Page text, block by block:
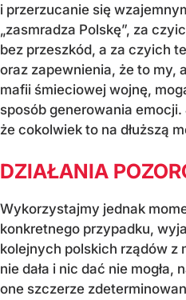
i przerzucanie się
„zasmradza Polskę”, za
bez przeszkód, a za czyich
oraz zapewnienia, że to my,
mafii śmieciowej wojnę,
sposób generowania
że cokolwiek to na dłuższą
DZIAŁANIA
Wykorzystajmy jednak
konkretnego przypadku,
kolejnych polskich rządów z
nie dała i nic dać nie mogła,
one szczerze